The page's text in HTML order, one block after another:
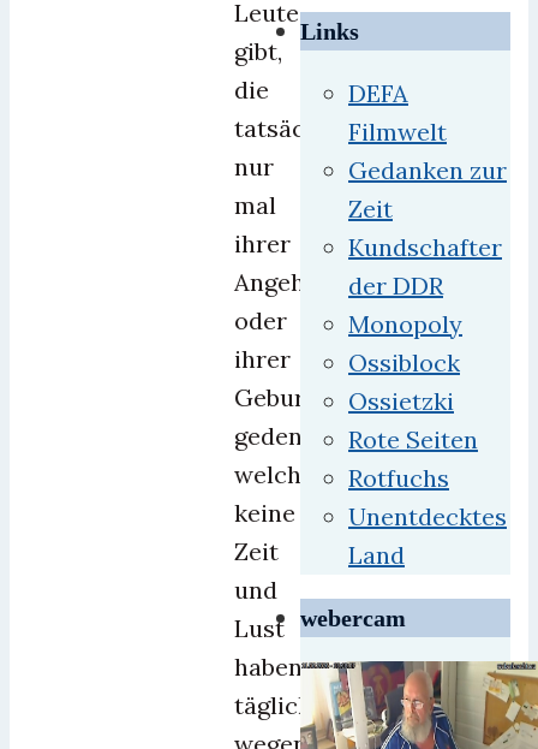
Leute
gibt,
die
tatsächlich
nur
mal
ihrer
Angehörigen
oder
ihrer
Geburt
gedenken;
welche
keine
Zeit
und
Lust
haben,
täglich
Links
DEFA
Filmwelt
Gedanken zur
Zeit
Kundschafter
der DDR
Monopoly
Ossiblock
Ossietzki
Rote Seiten
Rotfuchs
Unentdecktes
Land
webercam